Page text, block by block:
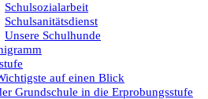
Schulsozialarbeit
Schulsanitätsdienst
Unsere Schulhunde
auf einen Blick
Grundschule in die Erprobungsstufe